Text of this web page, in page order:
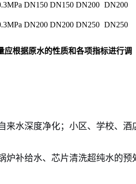
DN150 DN150 DN200 DN200
DN200 DN200 DN250 DN250
应根据原水的性质和各项指标进行调
来水深度净化；小区、学校、
炉补给水、芯片清洗超纯水的预